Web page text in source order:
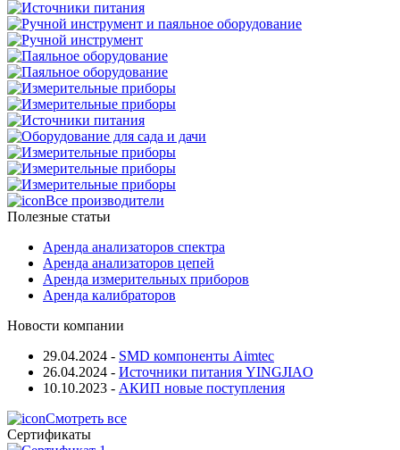
Все производители
Полезные статьи
Аренда анализаторов спектра
Аренда анализаторов цепей
Аренда измерительных приборов
Аренда калибраторов
Новости компании
29.04.2024 - SMD компоненты Aimtec
26.04.2024 - Источники питания YINGJIAO
10.10.2023 - АКИП новые поступления
Смотреть все
Сертификаты